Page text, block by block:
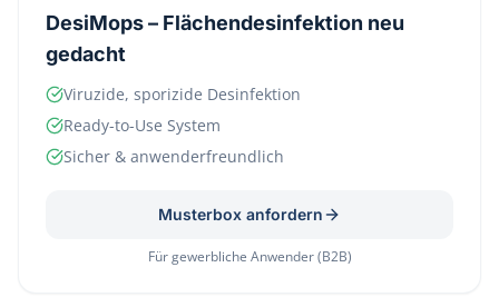
DesiMops – Flächendesinfektion neu
gedacht
Viruzide, sporizide Desinfektion
Ready-to-Use System
Sicher & anwenderfreundlich
Musterbox anfordern
Für gewerbliche Anwender (B2B)